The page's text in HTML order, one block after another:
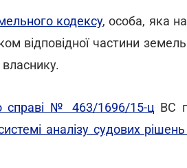
кодексу, особа, яка
відповідної частини
справі № 463/1696/15-ц ВС
аналізу судових